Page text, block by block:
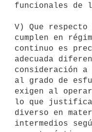
funcionales de
V) Que
cumplen en
continuo es
adecuada
consideración a
al grado de
exigen al
lo que justifica
diverso en
intermedios